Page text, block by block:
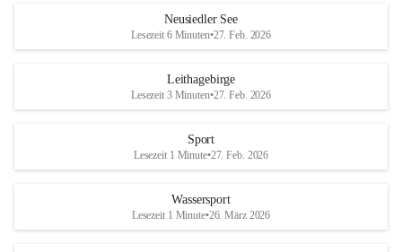
S
und den daraus folgenden wirtschaftlichen
Maßnahmen zur Bekämpfung
Rebe und der Amerikanischen
Anhang VBl. EU Nr. 18
1 Seite•1,4 MB
r
S
Neusiedler See
Lesezeit 6 Minuten•27. Feb. 2026
Leithagebirge
Lesezeit 3 Minuten•27. Feb. 2026
Sport
Lesezeit 1 Minute•27. Feb. 2026
Wassersport
Lesezeit 1 Minute•26. März 2026